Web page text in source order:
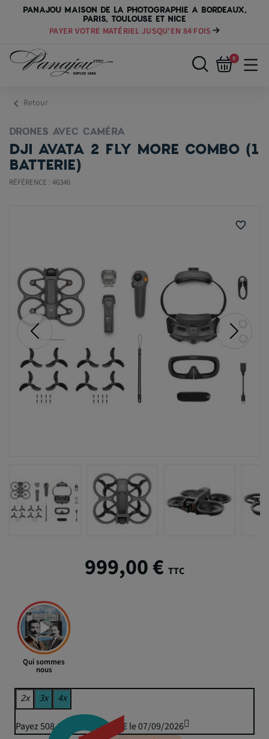
PANAJOU MAISON DE LA PHOTOGRAPHIE A BORDEAUX,
PARIS, TOULOUSE ET NICE
PAYER VOTRE MATÉRIEL JUSQU'EN 84 FOIS
0
chevron_left Retour
DRONES AVEC CAMÉRA
DJI AVATA 2 FLY MORE COMBO (1
BATTERIE)
RÉFÉRENCE : 46346
favorite_border
999,00 € TTC
Qui sommes
nous
2x 3x 4x
Payez 508,09 € puis 499,50 € le 07/09/2026